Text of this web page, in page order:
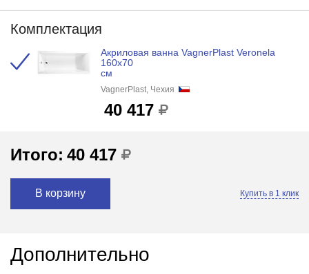
Комплектация
Акриловая ванна VagnerPlast Veronela
160x70
см
VagnerPlast, Чехия
40 417
Итого: 40 417
В корзину Купить в 1 клик
Дополнительно